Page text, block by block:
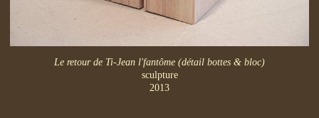
Le retour de Ti-Jean l'fantôme (détail bottes & bloc)
sculpture
2013